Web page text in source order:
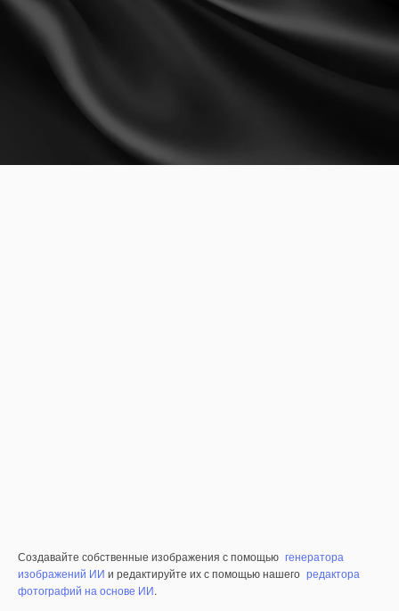
Создавайте собственные изображения с помощью генератора
изображений ИИ и редактируйте их с помощью нашего редактора
фотографий на основе ИИ.